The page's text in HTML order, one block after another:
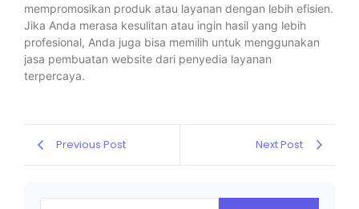
mempromosikan produk atau layanan dengan lebih efisien.
Jika Anda merasa kesulitan atau ingin hasil yang lebih
profesional, Anda juga bisa memilih untuk menggunakan
jasa pembuatan website dari penyedia layanan
terpercaya.
Previous Post Next Post